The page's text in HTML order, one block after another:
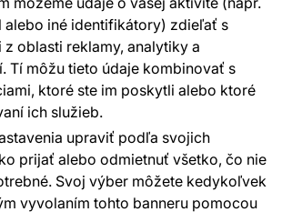
alebo iné identifikátory) zdieľať s
z oblasti reklamy, analytiky a
Tí môžu tieto údaje kombinovať s
ktoré ste im poskytli alebo ktoré
ich služieb.
upraviť podľa svojich
prijať alebo odmietnuť všetko, čo nie
Svoj výber môžete kedykoľvek
vyvolaním tohto banneru pomocou
hodín denne, 7 dní v
021
IČ: 26776251, DIČ: CZ26776251
Příbram 261 01